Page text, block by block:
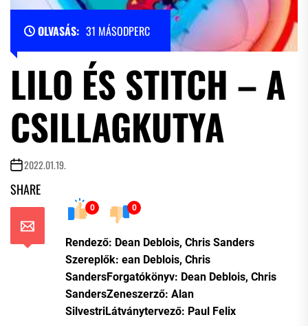
OLVASÁS: 31 MÁSODPERC
LILO ÉS STITCH – A
CSILLAGKUTYA
2022.01.19.
SHARE
0 0
Rendező: Dean Deblois, Chris Sanders
Szereplők: ean Deblois, Chris
SandersForgatókönyv: Dean Deblois, Chris
SandersZeneszerző: Alan
SilvestriLátványtervező: Paul Felix